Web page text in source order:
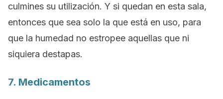
culmines su utilización. Y si quedan en esta sala,
entonces que sea solo la que está en uso, para
que la humedad no estropee aquellas que ni
siquiera destapas.
7. Medicamentos